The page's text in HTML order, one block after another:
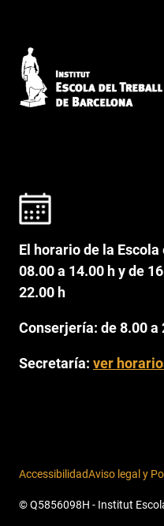
El horario de la Escola
08.00 a 14.00 h y de
22.00 h
Conserjería: de 8.00 a
Secretaría: ver
AccessibilidadAviso legal y
© Q5856098H - Institut